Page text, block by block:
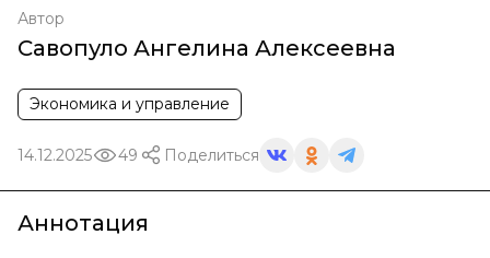
Автор
Савопуло Ангелина Алексеевна
Экономика и управление
14.12.2025 49 Поделиться
Аннотация